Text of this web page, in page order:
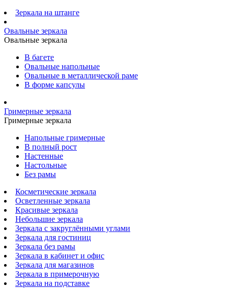
Зеркала на штанге
Овальные зеркала
Овальные зеркала
В багете
Овальные напольные
Овальные в металлической раме
В форме капсулы
Гримерные зеркала
Гримерные зеркала
Напольные гримерные
В полный рост
Настенные
Настольные
Без рамы
Косметические зеркала
Осветленные зеркала
Красивые зеркала
Небольшие зеркала
Зеркала с закруглёнными углами
Зеркала для гостиниц
Зеркала без рамы
Зеркала в кабинет и офис
Зеркала для магазинов
Зеркала в примерочную
Зеркала на подставке